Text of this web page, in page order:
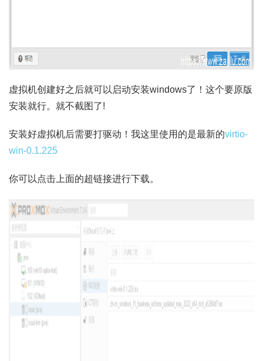
虚拟机创建好之后就可以启动安装windows了！这个要原版
安装就行。就不截图了!
安装好虚拟机后需要打驱动！我这里使用的是最新的virtio-
win-0.1.225
你可以点击上面的超链接进行下载。